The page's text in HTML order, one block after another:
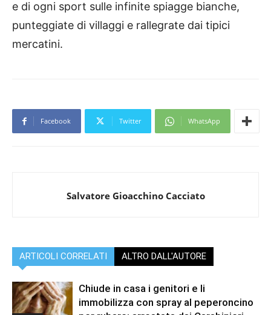
e di ogni sport sulle infinite spiagge bianche,
punteggiate di villaggi e rallegrate dai tipici
mercatini.
Facebook Twitter WhatsApp
Salvatore Gioacchino Cacciato
ARTICOLI CORRELATI ALTRO DALL'AUTORE
Chiude in casa i genitori e li
immobilizza con spray al peperoncino